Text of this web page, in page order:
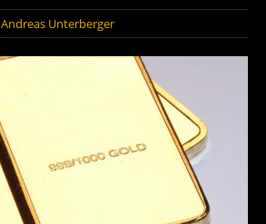
Andreas Unterberger